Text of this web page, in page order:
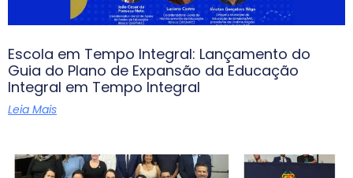
Escola em Tempo Integral: Lançamento do
Guia do Plano de Expansão da Educação
Integral em Tempo Integral
Leia Mais